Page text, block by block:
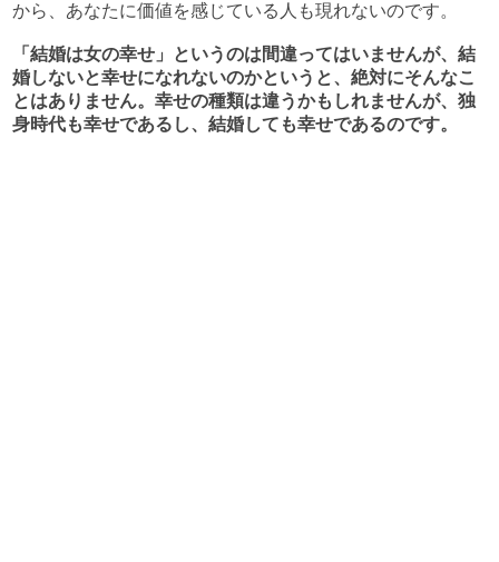
から、あなたに価値を感じている人も現れないのです。
「結婚は女の幸せ」というのは間違ってはいませんが、結
婚しないと幸せになれないのかというと、絶対にそんなこ
とはありません。幸せの種類は違うかもしれませんが、独
身時代も幸せであるし、結婚しても幸せであるのです。